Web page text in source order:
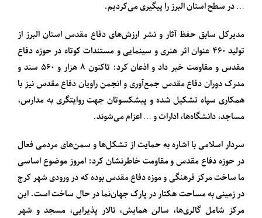
… در سطح استان البرز را پیگیری می‌کردیم.
مدیرکل سابق حفظ آثار و نشر ارزش‌های دفاع مقدس استان البرز از
تولید ۴۶۰ عنوان اثر هنری و سینمایی و مستندات کوتاه در حوزه دفاع
مقدس و مقاومت خبر داد و اذعان کرد: تاکنون ۸ هزار و ۵۶۰ سند و
مدرک دوران دفاع مقدس جمع‌آوری و انجمن راویان دفاع مقدس نیز با
همکاری سپاه تشکیل شده و پیشکسوتان جهت روایتگری به مدارس،
مساجد، دانشگاه‌ها، ادارات و … اعزام می‌شوند.
سردار اسلامی با اشاره به حمایت از تشکل‌ها و سمن‌های مردمی فعال
در حوزه دفاع مقدس و مقاومت خاطرنشان کرد: امروز موضوع اساسی
ما ساخت مرکز فرهنگی و موزه دفاع مقدس بوده که در ورودی شهر کرج
در زمینی به مساحت هکتار در پارک جهان‌نما در حال ساخت است. این
مرکز شامل گالری‌ها، سالن همایش، تالار پذیرایی، مسجد و شهر